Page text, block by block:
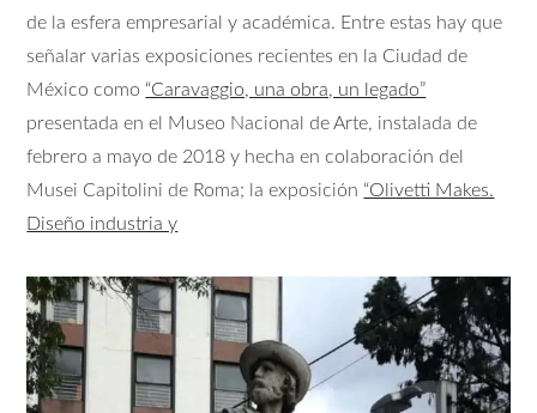
de la esfera empresarial y académica. Entre estas hay que
señalar varias exposiciones recientes en la Ciudad de
México como “Caravaggio, una obra, un legado”
presentada en el Museo Nacional de Arte, instalada de
febrero a mayo de 2018 y hecha en colaboración del
Musei Capitolini de Roma; la exposición “Olivetti Makes.
Diseño industria y